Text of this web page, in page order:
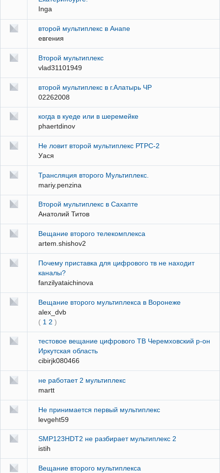
Inga
второй мультиплекс в Анапе
евгения
Второй мультиплекс
vlad31101949
второй мультиплекс в г.Алатырь ЧР
02262008
когда в куеде или в шеремейке
phaertdinov
Не ловит второй мультиплекс РТРС-2
Уася
Трансляция второго Мультиплекс.
mariy.penzina
Второй мультиплекс в Сахапте
Анатолий Титов
Вещание второго телекомплекса
artem.shishov2
Почему приставка для цифрового тв не находит
каналы?
fanzilyataichinova
Вещание второго мультиплекса в Воронеже
alex_dvb
( 1 2 )
тестовое вещание цифрового ТВ Черемховский р-он
Иркутская область
cibirjk080466
не работает 2 мультиплекс
martt
Не принимается первый мультиплекс
levgeht59
SMP123HDT2 не разбирает мультиплекс 2
istih
Вещание второго мультиплекса